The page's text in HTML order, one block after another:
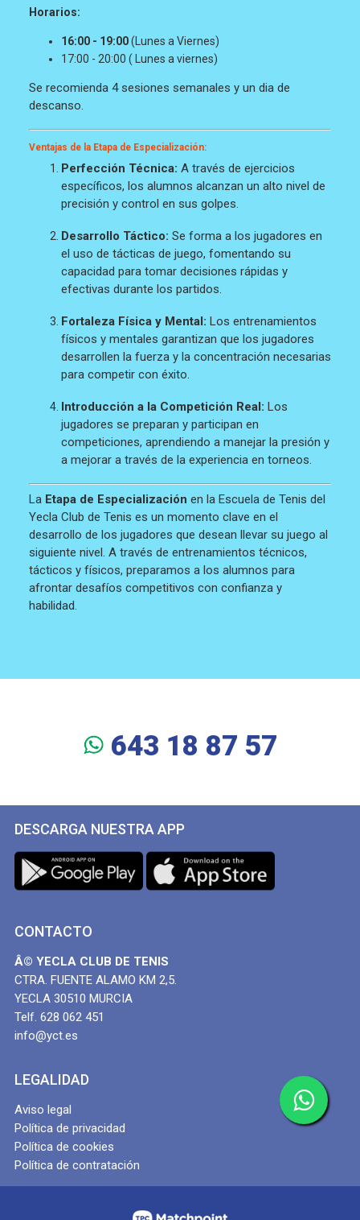
Horarios:
16:00 - 19:00(Lunes a Viernes)
17:00 - 20:00 ( Lunes a viernes)
Se recomienda 4 sesiones semanales y un dia de
descanso.
Ventajas de la Etapa de Especialización:
Perfección Técnica: A través de ejercicios
específicos, los alumnos alcanzan un alto nivel de
precisión y control en sus golpes.
Desarrollo Táctico: Se forma a los jugadores en
el uso de tácticas de juego, fomentando su
capacidad para tomar decisiones rápidas y
efectivas durante los partidos.
Fortaleza Física y Mental: Los entrenamientos
físicos y mentales garantizan que los jugadores
desarrollen la fuerza y la concentración necesarias
para competir con éxito.
Introducción a la Competición Real: Los
jugadores se preparan y participan en
competiciones, aprendiendo a manejar la presión y
a mejorar a través de la experiencia en torneos.
La Etapa de Especialización en la Escuela de Tenis del
Yecla Club de Tenis es un momento clave en el
desarrollo de los jugadores que desean llevar su juego al
siguiente nivel. A través de entrenamientos técnicos,
tácticos y físicos, preparamos a los alumnos para
afrontar desafíos competitivos con confianza y
habilidad.
643 18 87 57
DESCARGA NUESTRA APP
CONTACTO
Â© YECLA CLUB DE TENIS
CTRA. FUENTE ALAMO KM 2,5.
YECLA 30510 MURCIA
Telf. 628 062 451
info@yct.es
LEGALIDAD
Aviso legal
Política de privacidad
Política de cookies
Política de contratación